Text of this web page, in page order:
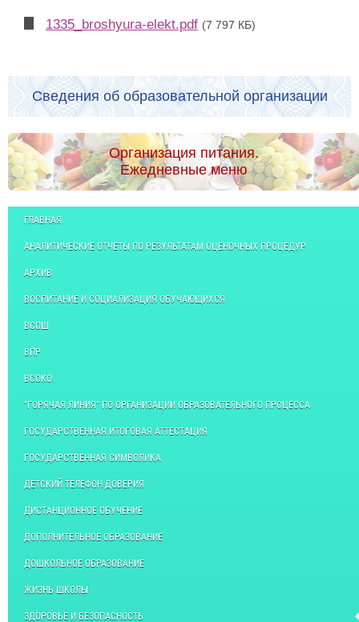
1335_broshyura-elekt.pdf (7 797 КБ)
Сведения об образовательной организации
Организация питания.
Ежедневные меню
ГЛАВНАЯ
АНАЛИТИЧЕСКИЕ ОТЧЕТЫ ПО РЕЗУЛЬТАТАМ ОЦЕНОЧНЫХ ПРОЦЕДУР
АРХИВ
ВОСПИТАНИЕ И СОЦИАЛИЗАЦИЯ ОБУЧАЮЩИХСЯ
ВСОШ
ВПР
ВСОКО
"ГОРЯЧАЯ ЛИНИЯ" ПО ОРГАНИЗАЦИИ ОБРАЗОВАТЕЛЬНОГО ПРОЦЕССА
ГОСУДАРСТВЕННАЯ ИТОГОВАЯ АТТЕСТАЦИЯ
ГОСУДАРСТВЕННАЯ СИМВОЛИКА
ДЕТСКИЙ ТЕЛЕФОН ДОВЕРИЯ
ДИСТАНЦИОННОЕ ОБУЧЕНИЕ
ДОПОЛНИТЕЛЬНОЕ ОБРАЗОВАНИЕ
ДОШКОЛЬНОЕ ОБРАЗОВАНИЕ
ЖИЗНЬ ШКОЛЫ
ЗДОРОВЬЕ И БЕЗОПАСНОСТЬ